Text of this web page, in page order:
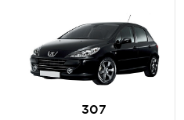
307